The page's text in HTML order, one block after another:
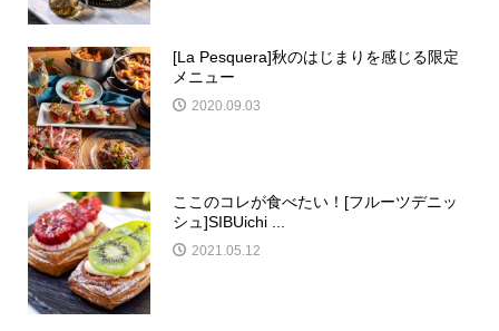
[La Pesquera]秋のはじまりを感じる限定
メニュー
2020.09.03
ここのコレが食べたい！[フルーツデニッ
シュ]SIBUichi ...
2021.05.12